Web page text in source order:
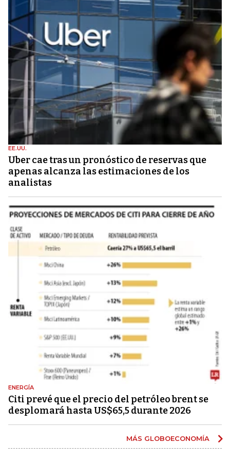
EE.UU.
Uber cae tras un pronóstico de reservas que
apenas alcanza las estimaciones de los
analistas
ENERGÍA
Citi prevé que el precio del petróleo brent se
desplomará hasta US$65,5 durante 2026
MÁS GLOBOECONOMÍA